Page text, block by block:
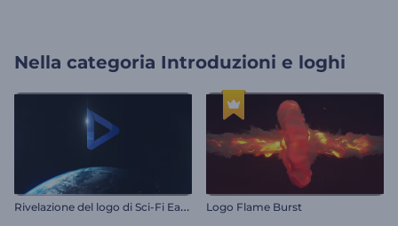
Nella categoria Introduzioni e loghi
R
ivelazione del logo di Sci-Fi Earth Logo Flame Burst